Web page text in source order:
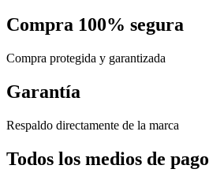
Compra 100% segura
Compra protegida y garantizada
Garantía
Respaldo directamente de la marca
Todos los medios de pago